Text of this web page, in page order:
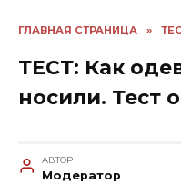
ГЛАВНАЯ СТРАНИЦА »
ТЕСТ: Как
носили. Тест
АВТОР
Модератор